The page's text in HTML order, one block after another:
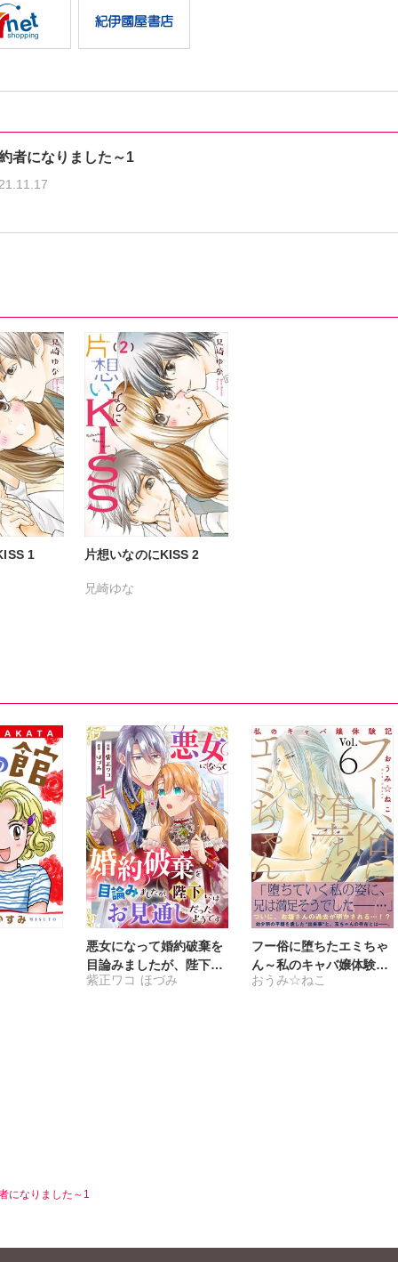
者になりました～1
1 片想いなのにKISS 2
兄崎ゆな
悪女になって婚約破棄を
目論みましたが、陛下に
はお見通しだったようで
紫正ワコ ほづみ
フー俗に堕ちたエミちゃ
ん～私のキャバ嬢体験記
～【電子単行本版】6
おうみ☆ねこ
になりました～1